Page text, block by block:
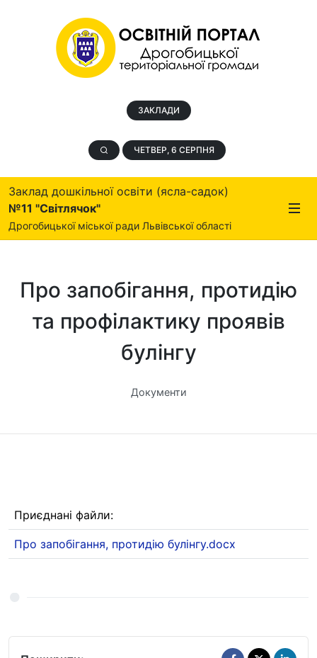
ЗАКЛАДИ
ЧЕТВЕР, 6 СЕРПНЯ
Заклад дошкільної освіти (ясла-садок)
№11 "Світлячок"
Дрогобицької міської ради Львівської області
Про запобігання, протидію
та профілактику проявів
булінгу
Документи
Приєднані файли:
Про запобігання, протидію булінгу.docx